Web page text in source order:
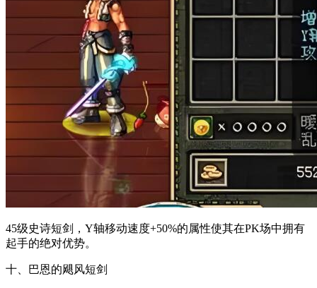
45级史诗短剑，Y轴移动速度+50%的属性使其在PK场中拥有
起手的绝对优势。
十、巴恩的飓风短剑